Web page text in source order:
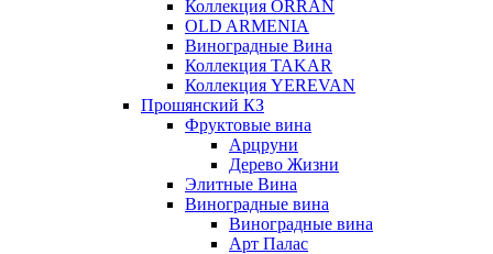
Коллекция ORRAN
OLD ARMENIA
Виноградные Вина
Коллекция TAKAR
Коллекция YEREVAN
Прошянский КЗ
Фруктовые вина
Арцруни
Дерево Жизни
Элитные Вина
Виноградные вина
Виноградные вина
Арт Палас